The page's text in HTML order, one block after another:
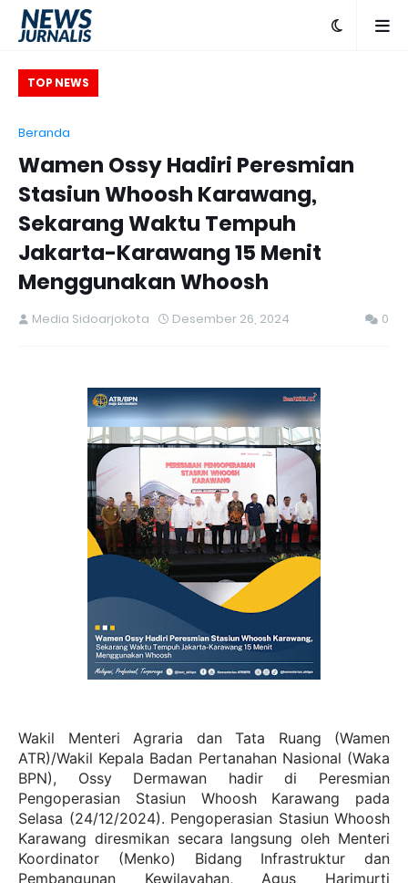
TOP NEWS
BPN, Menteri
Pelayanan
Beranda
Wamen Ossy Hadiri Peresmian
Stasiun Whoosh Karawang,
Sekarang Waktu Tempuh
Jakarta-Karawang 15 Menit
Menggunakan Whoosh
Media Sidoarjokota Desember 26, 2024 0
Wakil Menteri Agraria dan Tata Ruang (Wamen
ATR)/Wakil Kepala Badan Pertanahan Nasional (Waka
BPN), Ossy Dermawan hadir di Peresmian
Pengoperasian Stasiun Whoosh Karawang pada
Selasa (24/12/2024). Pengoperasian Stasiun Whoosh
Karawang diresmikan secara langsung oleh Menteri
Koordinator (Menko) Bidang Infrastruktur dan
Pembangunan Kewilayahan, Agus Harimurti